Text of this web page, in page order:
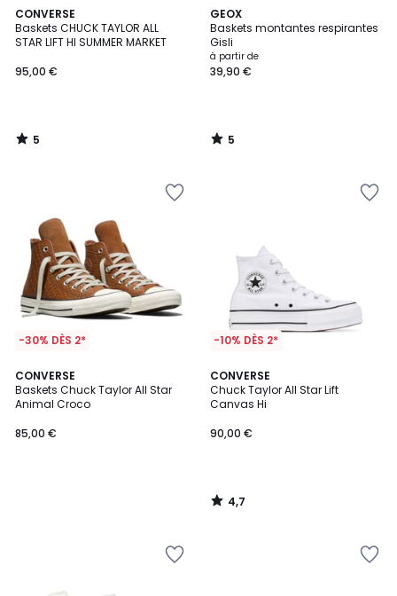
CONVERSE
Baskets CHUCK TAYLOR ALL
STAR LIFT HI SUMMER MARKET
95,00 €
5
/
5
5
/
GEOX
Baskets montantes respirantes
Gisli
à partir de
39,90 €
5
/
5
5
/
-30% DÈS 2*
CONVERSE
Baskets Chuck Taylor All Star
Animal Croco
85,00 €
-10% DÈS 2*
CONVERSE
Chuck Taylor All Star Lift
Canvas Hi
90,00 €
4,7
/ 5
4,7
/